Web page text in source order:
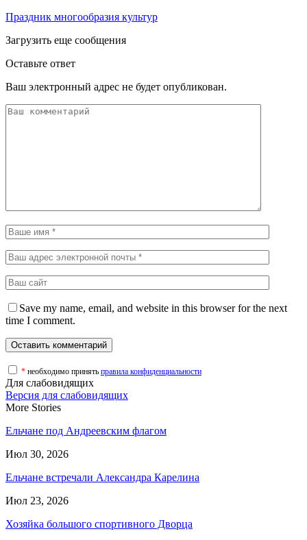
Праздник многообразия культур
Загрузить еще сообщения
Оставьте ответ
Ваш электронный адрес не будет опубликован.
Save my name, email, and website in this browser for the next
time I comment.
* необходимо принять правила конфиденциальности
Для слабовидящих
Версия для слабовидящих
More Stories
Ельчане под Андреевским флагом
Июл 30, 2026
Ельчане встречали Александра Карелина
Июл 23, 2026
Хозяйка большого спортивного Дворца